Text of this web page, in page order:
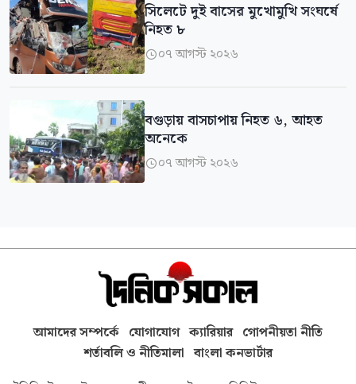
সিলেটে দুই বাসের মুখোমুখি সংঘর্ষে
নিহত ৮
০৭ আগস্ট ২০২৬
বগুড়ায় বাসচাপায় নিহত ৬, আহত
অনেকে
০৭ আগস্ট ২০২৬
আমাদের সম্পর্কে যোগাযোগ ক্যারিয়ার গোপনীয়তা নীতি
শর্তাবলি ও নীতিমালা বাংলা কনভার্টার